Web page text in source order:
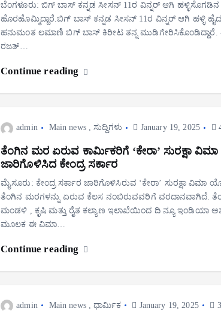
ಬೆಂಗಳೂರು: ಬಿಗ್ ಬಾಸ್ ಕನ್ನಡ ಸೀಸನ್ 11ರ ವಿನ್ನರ್ ಆಗಿ
ಹೊರಹೊಮ್ಮಿದ್ದಾರೆ.ಬಿಗ್ ಬಾಸ್ ಕನ್ನಡ ಸೀಸನ್ 11ರ ವಿನ್ನರ್ ಆಗಿ ಹಳ್ಳಿ
ಹನುಮಂತ ಲಮಾಣಿ ಬಿಗ್ ಬಾಸ್ ಕಿರೀಟ ತನ್ನ ಮುಡಿಗೇರಿಸಿಕೊಂಡಿದ್ದಾರೆ.
ರಜತ್‌…
Continue reading
admin Main news,ಸುದ್ದಿಗಳು January 19, 2025
ತೆಂಗಿನ ಮರ ಏರುವ ಕಾರ್ಮಿಕರಿಗೆ ‘ಕೇರಾ’ ಸುರಕ್ಷಾ
ಜಾರಿಗೊಳಿಸಿದ ಕೇಂದ್ರ ಸರ್ಕಾರ
ಮೈಸೂರು: ಕೇಂದ್ರ ಸರ್ಕಾರ ಜಾರಿಗೊಳಿಸಿರುವ ‘ಕೇರಾ’ ಸುರಕ್ಷಾ
ತೆಂಗಿನ ಮರಗಳನ್ನು ಏರುವ ಕೆಲಸ ನಂಬಿರುವವರಿಗೆ ವರದಾನವಾಗಿದೆ.
ಮಂಡಳಿ , ಕೃಷಿ ಮತ್ತು ರೈತ ಕಲ್ಯಾಣ ಇಲಾಖೆಯಿಂದ ದಿ ನ್ಯೂ ಇಂಡಿಯಾ
ಮೂಲಕ ಈ ವಿಮಾ…
Continue reading
admin Main news,ಧಾರ್ಮಿಕ January 19, 2025